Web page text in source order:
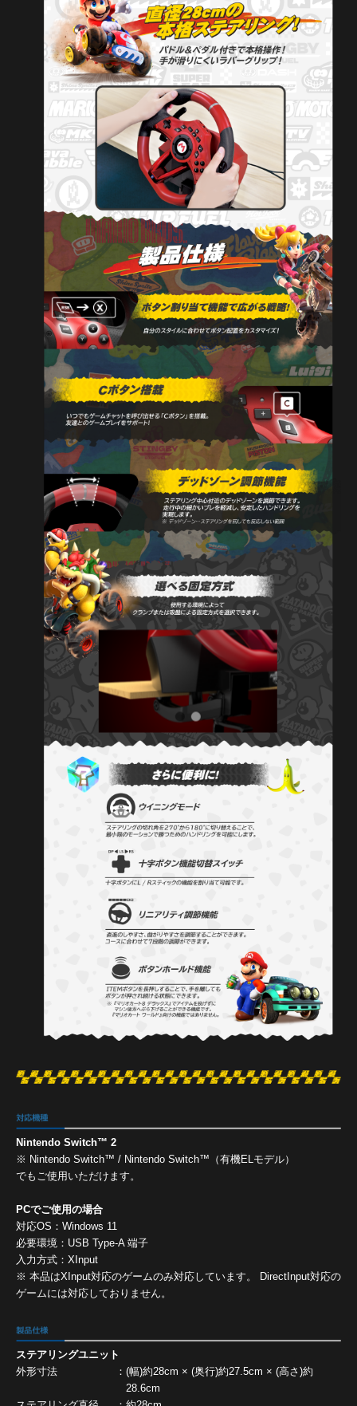
Nintendo Switch™ 2
※ Nintendo Switch™ / Nintendo Switch™（有機ELモデル）
でもご使用いただけます。
PCでご使用の場合
対応OS：Windows 11
必要環境：USB Type-A 端子
入力方式：XInput
※ 本品はXInput対応のゲームのみ対応しています。 DirectInput対応の
ゲームには対応しておりません。
ステアリングユニット
外形寸法
： (幅)約28cm × (奥行)約27.5cm × (高さ)約
28.6cm